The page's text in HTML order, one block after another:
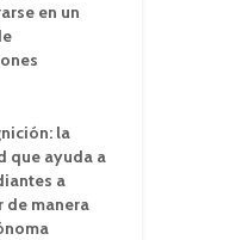
en un
la
que ayuda a
a
de manera